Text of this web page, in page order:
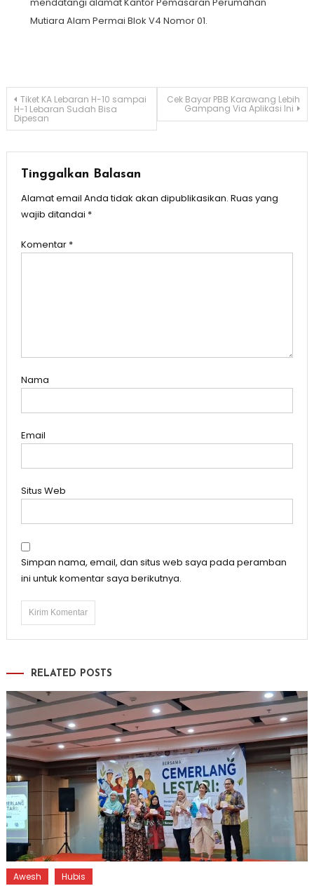
Mutiara Alam Permai Blok V4 Nomor 01.
Navigasi
pos
Tiket KA Lebaran H-10 sampai
H-1 Lebaran Sudah Bisa
Dipesan
Cek Bayar PBB Karawang Lebih
Gampang Via Aplikasi Ini
Tinggalkan Balasan
Alamat email Anda tidak akan dipublikasikan. Ruas yang
wajib ditandai *
Komentar *
Nama
Email
Situs Web
Simpan nama, email, dan situs web saya pada peramban
ini untuk komentar saya berikutnya.
RELATED POSTS
Awesh
Hubis